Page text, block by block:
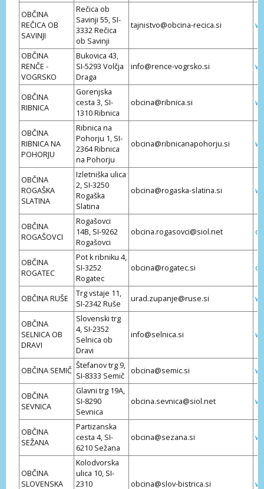
OBČINA
REČICA OB
SAVINJI
Rečica ob
Savinji 55, SI-
3332 Rečica
ob Savinji
tajnistvo@obcina-recica.si
OBČINA
RENČE -
VOGRSKO
Bukovica 43,
SI-5293 Volčja
Draga
info@rence-vogrsko.si
OBČINA
RIBNICA
Gorenjska
cesta 3, SI-
1310 Ribnica
obcina@ribnica.si
OBČINA
RIBNICA NA
POHORJU
Ribnica na
Pohorju 1, SI-
2364 Ribnica
na Pohorju
obcina@ribnicanapohorju.si
OBČINA
ROGAŠKA
SLATINA
Izletniška ulica
2, SI-3250
Rogaška
Slatina
obcina@rogaska-slatina.si
OBČINA
ROGAŠOVCI
Rogašovci
14B, SI-9262
Rogašovci
obcina.rogasovci@siol.net
OBČINA
ROGATEC
Pot k ribniku 4,
SI-3252
Rogatec
obcina@rogatec.si
OBČINA RUŠE
Trg vstaje 11,
SI-2342 Ruše
urad.zupanje@ruse.si
OBČINA
SELNICA OB
DRAVI
Slovenski trg
4, SI-2352
Selnica ob
Dravi
info@selnica.si
OBČINA SEMIČ
Štefanov trg 9,
SI-8333 Semič
obcina@semic.si
OBČINA
SEVNICA
Glavni trg 19A,
SI-8290
Sevnica
obcina.sevnica@siol.net
OBČINA
SEŽANA
Partizanska
cesta 4, SI-
6210 Sežana
obcina@sezana.si
OBČINA
SLOVENSKA
Kolodvorska
ulica 10, SI-
2310
obcina@slov-bistrica.si